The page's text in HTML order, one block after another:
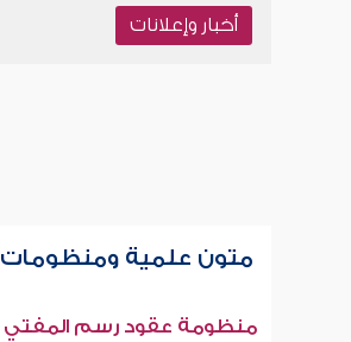
أخبار وإعلانات
متون علمية ومنظومات
منظومة عقود رسم المفتي